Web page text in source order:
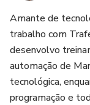
Amante de
trabalho com
desenvolvo
automação de
tecnológica,
programação e